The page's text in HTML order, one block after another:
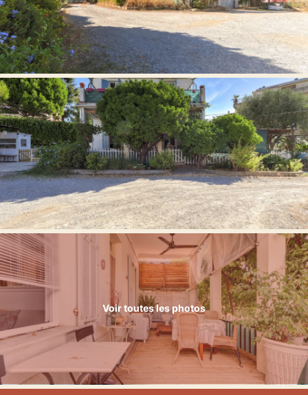
Voir toutes les photos